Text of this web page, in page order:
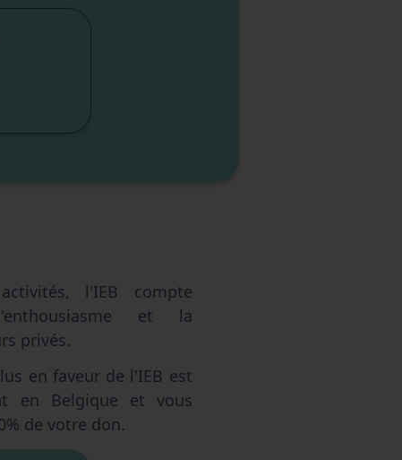
l'IEB compte
et la
privés.
en faveur de l'IEB est
en Belgique et vous
de votre don.